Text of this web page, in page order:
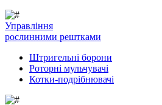
Управління
рослинними рештками
Штригельні борони
Pоторні мульчувачі
Котки-подрібнювачі